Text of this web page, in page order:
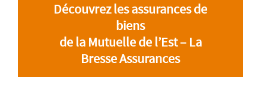
Découvrez les assurances de
biens
de la Mutuelle de l’Est – La
Bresse Assurances